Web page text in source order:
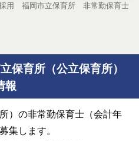
用 福岡市立保育所 非常勤保育士
育所（公立保育所）
報
）の非常勤保育士（会計年
集します。